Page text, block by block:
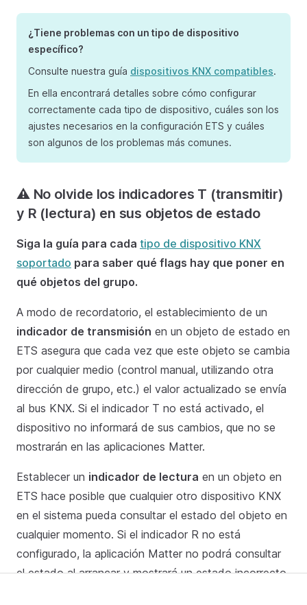
¿Tiene problemas con un tipo de dispositivo
específico?
Consulte nuestra guía dispositivos KNX compatibles.
En ella encontrará detalles sobre cómo configurar
correctamente cada tipo de dispositivo, cuáles son los
ajustes necesarios en la configuración ETS y cuáles
son algunos de los problemas más comunes.
⚠️ No olvide los indicadores T (transmitir)
y R (lectura) en sus objetos de estado
Siga la guía para cada tipo de dispositivo KNX
soportado para saber qué flags hay que poner en
qué objetos del grupo.
A modo de recordatorio, el establecimiento de un
indicador de transmisión en un objeto de estado en
ETS asegura que cada vez que este objeto se cambia
por cualquier medio (control manual, utilizando otra
dirección de grupo, etc.) el valor actualizado se envía
al bus KNX. Si el indicador T no está activado, el
dispositivo no informará de sus cambios, que no se
mostrarán en las aplicaciones Matter.
Establecer un indicador de lectura en un objeto en
ETS hace posible que cualquier otro dispositivo KNX
en el sistema pueda consultar el estado del objeto en
cualquier momento. Si el indicador R no está
configurado, la aplicación Matter no podrá consultar
el estado al arrancar y mostrará un estado incorrecto.